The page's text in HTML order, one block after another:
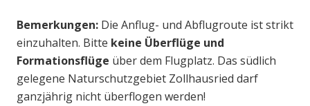
Bemerkungen: Die Anflug- und Abflugroute ist strikt
einzuhalten. Bitte keine Überflüge und
Formationsflüge über dem Flugplatz. Das südlich
gelegene Naturschutzgebiet Zollhausried darf
ganzjährig nicht überflogen werden!